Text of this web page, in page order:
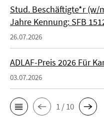
Stud. Beschäftigte*r (w/
Jahre Kennung: SFB
26.07.2026
ADLAF-Preis 2026 Für
03.07.2026
1 / 10